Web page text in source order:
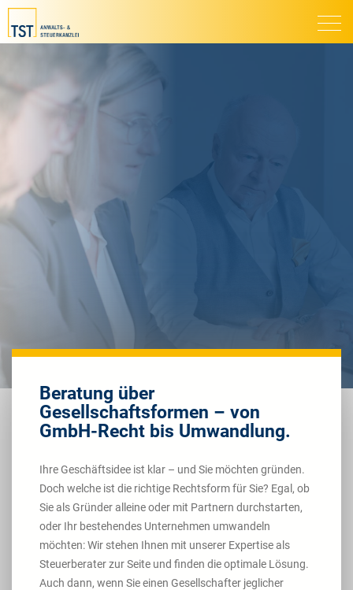
Beratung über
Gesellschaftsformen – von
GmbH-Recht bis Umwandlung.
Ihre Geschäftsidee ist klar – und Sie möchten gründen.
Doch welche ist die richtige Rechtsform für Sie? Egal, ob
Sie als Gründer alleine oder mit Partnern durchstarten,
oder Ihr bestehendes Unternehmen umwandeln
möchten: Wir stehen Ihnen mit unserer Expertise als
Steuerberater zur Seite und finden die optimale Lösung.
Auch dann, wenn Sie einen Gesellschafter jeglicher